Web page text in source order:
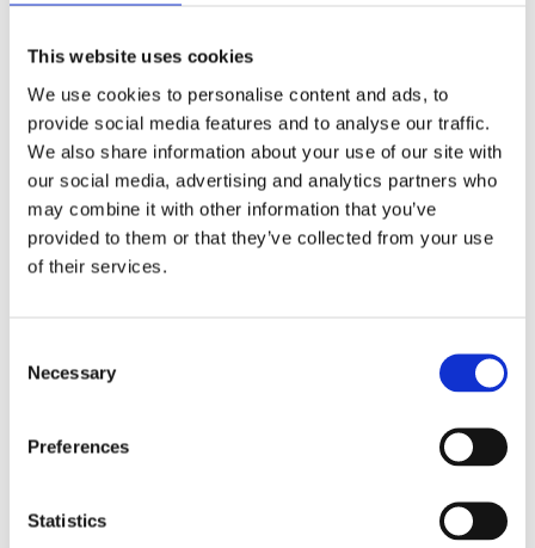
This website uses cookies
We use cookies to personalise content and ads, to
provide social media features and to analyse our traffic.
We also share information about your use of our site with
our social media, advertising and analytics partners who
may combine it with other information that you’ve
provided to them or that they’ve collected from your use
of their services.
Selection
Necessary
Preferences
Statistics
Corsa nøkkelring med snor
29 kr
Velg alternativ